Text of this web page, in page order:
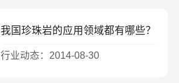
我国珍珠岩的应用领域都有哪些？
行业动态：2014-08-30